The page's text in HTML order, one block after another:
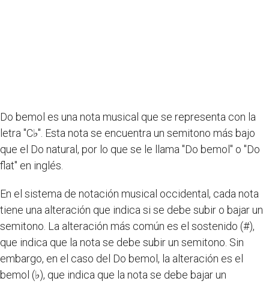
Do bemol es una nota musical que se representa con la
letra "C♭". Esta nota se encuentra un semitono más bajo
que el Do natural, por lo que se le llama "Do bemol" o "Do
flat" en inglés.
En el sistema de notación musical occidental, cada nota
tiene una alteración que indica si se debe subir o bajar un
semitono. La alteración más común es el sostenido (#),
que indica que la nota se debe subir un semitono. Sin
embargo, en el caso del Do bemol, la alteración es el
bemol (♭), que indica que la nota se debe bajar un